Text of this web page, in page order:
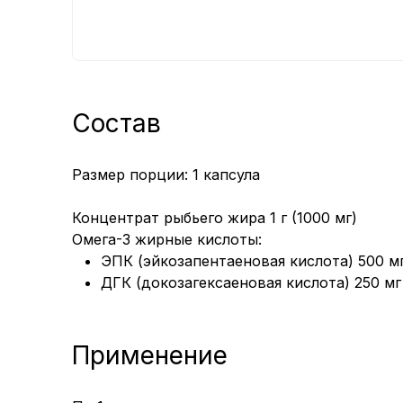
Состав
Размер порции: 1 капсула
Концентрат рыбьего жира 1 г (1000 мг)
Омега-3 жирные кислоты:
ЭПК (эйкозапентаеновая кислота) 500
ДГК (докозагексаеновая кислота) 250
Применение